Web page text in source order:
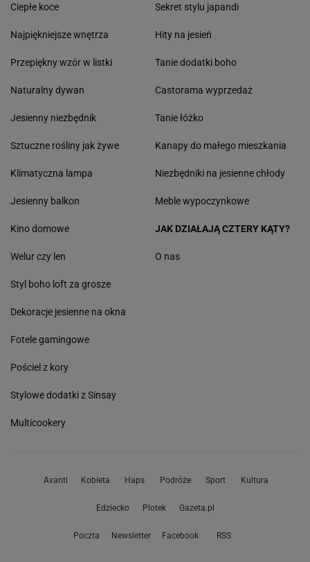
Ciepłe koce
Najpiękniejsze wnętrza
Przepiękny wzór w listki
Naturalny dywan
Jesienny niezbędnik
Sztuczne rośliny jak żywe
Klimatyczna lampa
Jesienny balkon
Sekret stylu japandi
Hity na jesień
Tanie dodatki boho
Castorama wyprzedaż
Tanie łóżko
Kanapy do małego mieszkania
Niezbędniki na jesienne chłody
Meble wypoczynkowe
Kino domowe
Welur czy len
Styl boho loft za grosze
Dekoracje jesienne na okna
Fotele gamingowe
Pościel z kory
Stylowe dodatki z Sinsay
Multicookery
JAK DZIAŁAJĄ CZTERY KĄTY?
O nas
Avanti Kobieta Haps Podróże Sport Kultura
Edziecko Plotek Gazeta.pl
Poczta Newsletter Facebook RSS